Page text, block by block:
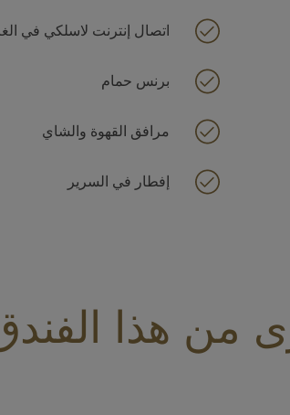
اتصال إنترنت لاسلكي في
برنس حمام
مرافق القهوة والشاي
إفطار في السرير
من هذا